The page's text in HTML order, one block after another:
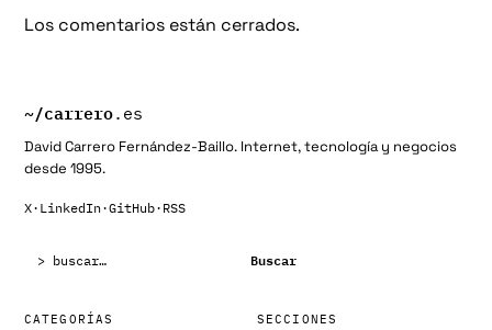
Los comentarios están cerrados.
~/carrero.es
David Carrero Fernández-Baillo. Internet, tecnología y negocios
desde 1995.
X· LinkedIn·GitHub· RSS
Buscar
CATEGORÍAS SECCIONES